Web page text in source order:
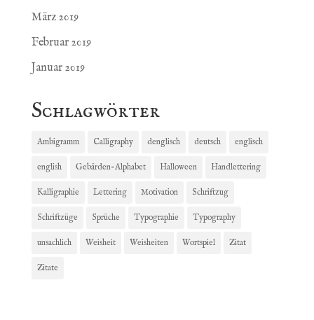
März 2019
Februar 2019
Januar 2019
Schlagwörter
Ambigramm Calligraphy denglisch deutsch englisch
english Gebärden-Alphabet Halloween Handlettering
Kalligraphie Lettering Motivation Schriftzug
Schriftzüge Sprüche Typographie Typography
unsachlich Weisheit Weisheiten Wortspiel Zitat
Zitate